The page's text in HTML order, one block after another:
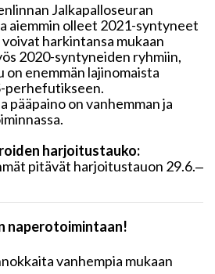
Jalkapalloseuran
aiemmin olleet 2021-syntyneet
harkintansa mukaan
2020-syntyneiden ryhmiin,
on enemmän lajinomaista
perhefutikseen.
pääpaino on vanhemman ja
harjoitustauko:
pitävät harjoitustauon 29.6.‒
naperotoimintaan!
vanhempia mukaan